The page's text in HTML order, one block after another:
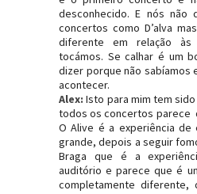
desconhecido. E nós não
concertos como D’alva
diferente em relação
tocámos. Se calhar é um
dizer porque não sabíamos
acontecer.
Alex: Isto para mim tem
todos os concertos parece
O Alive é a experiência de
grande, depois a seguir
Braga que é a
auditório e parece que é
completamente diferente,